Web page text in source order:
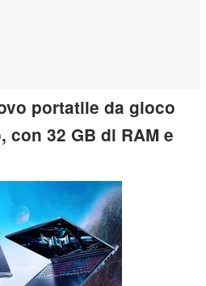
portatile da gioco
32 GB di RAM e